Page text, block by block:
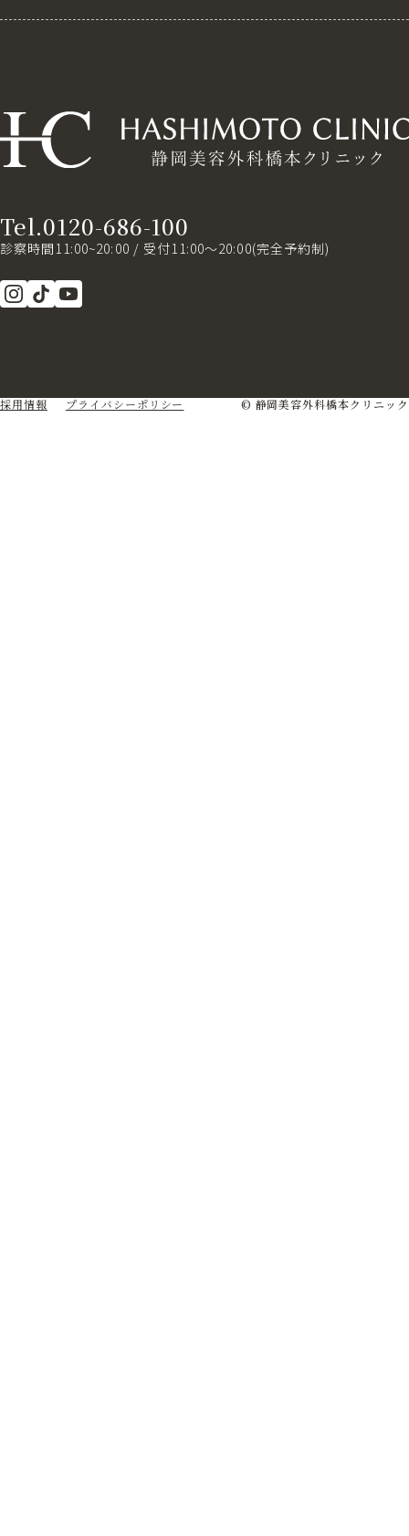
Tel.0120-686-100
診察時間11:00~20:00 / 受付11:00～20:00(完全予約制)
採用情報 プライバシーポリシー © 静岡美容外科橋本クリニック